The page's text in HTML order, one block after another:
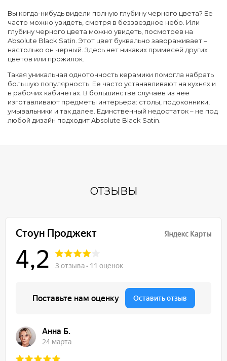
Вы когда-нибудь видели полную глубину черного цвета? Ее
часто можно увидеть, смотря в беззвездное небо. Или
глубину черного цвета можно увидеть, посмотрев на
Absolute Black Satin. Этот цвет буквально завораживает –
настолько он черный. Здесь нет никаких примесей других
цветов или прожилок.
Такая уникальная однотонность керамики помогла набрать
большую популярность. Ее часто устанавливают на кухнях и
в рабочих кабинетах. В большинстве случаев из нее
изготавливают предметы интерьера: столы, подоконники,
умывальники и так далее. Единственный недостаток – не под
любой дизайн подходит Absolute Black Satin.
ОТЗЫВЫ